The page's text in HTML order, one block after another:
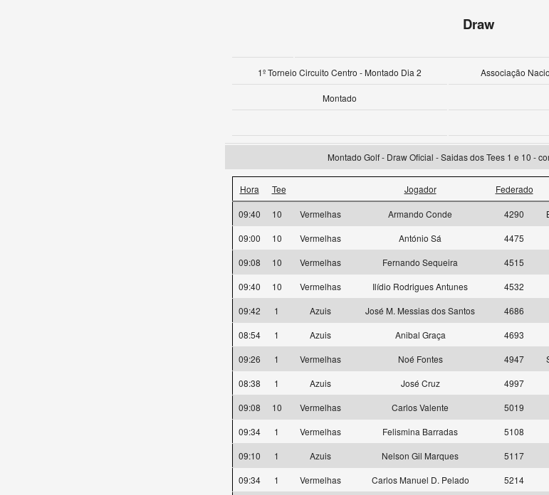
Draw
1º Torneio Circuito Centro - Montado Dia 2 Associação
Montado
Montado Golf - Draw Oficial - Saidas dos Tees 1 e 10 -
Hora Tee Jogador Federado
09:40 10 Vermelhas Armando Conde 4290
09:00
10 Vermelhas António Sá 4475
09:08
10 Vermelhas Fernando Sequeira 4515
09:40
10 Vermelhas Ilídio Rodrigues Antunes 4532
09:42
1 Azuis José M. Messias dos Santos 4686
08:54
1 Azuis Anibal Graça 4693
09:26
1 Vermelhas Noé Fontes 4947
08:38
1 Azuis José Cruz 4997
09:08
10 Vermelhas Carlos Valente 5019
09:34
1 Vermelhas Felismina Barradas 5108
09:10
1 Azuis Nelson Gil Marques 5117
09:34
1 Vermelhas Carlos Manuel D. Pelado 5214